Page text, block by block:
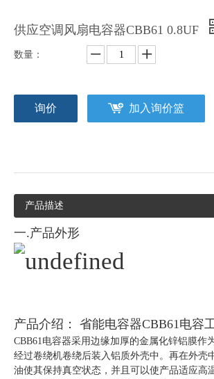
供应空调风扇电容器CBB61 0.8UF
数量：
询价 加入询价篮
产品描述
一.产品外形
产品介绍： 省能电容器CBB61电容
CBB61电容器采用边缘加厚的金属化锌铝膜作
经过卷绕机卷绕后装入铝质外壳中。再在外壳
油使其保持真空状态，并且可以使产品适应高